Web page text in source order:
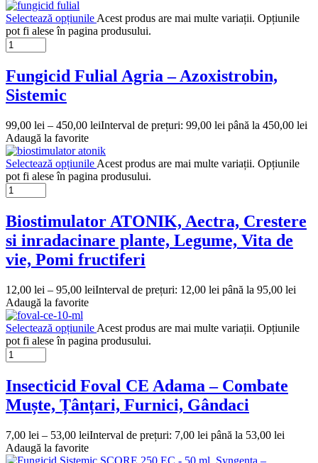
Selectează opțiunile Acest produs are mai multe variații. Opțiunile
pot fi alese în pagina produsului.
Fungicid Fulial Agria – Azoxistrobin,
Sistemic
99,00 lei – 450,00 leiInterval de prețuri: 99,00 lei până la 450,00 lei
Adaugă la favorite
Selectează opțiunile Acest produs are mai multe variații. Opțiunile
pot fi alese în pagina produsului.
Biostimulator ATONIK, Aectra, Crestere
si inradacinare plante, Legume, Vita de
vie, Pomi fructiferi
12,00 lei – 95,00 leiInterval de prețuri: 12,00 lei până la 95,00 lei
Adaugă la favorite
Selectează opțiunile Acest produs are mai multe variații. Opțiunile
pot fi alese în pagina produsului.
Insecticid Foval CE Adama – Combate
Muște, Țânțari, Furnici, Gândaci
7,00 lei – 53,00 leiInterval de prețuri: 7,00 lei până la 53,00 lei
Adaugă la favorite